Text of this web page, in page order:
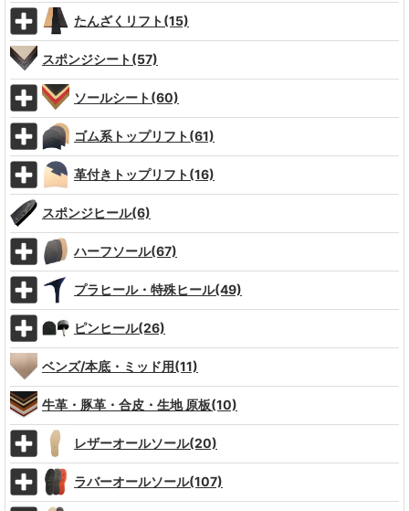
たんざくリフト(15)
スポンジシート(57)
ソールシート(60)
ゴム系トップリフト(61)
革付きトップリフト(16)
スポンジヒール(6)
ハーフソール(67)
プラヒール・特殊ヒール(49)
ピンヒール(26)
ベンズ/本底・ミッド用(11)
牛革・豚革・合皮・生地 原板(10)
レザーオールソール(20)
ラバーオールソール(107)